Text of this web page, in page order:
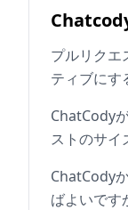
プルリクエ
ティブにす
ChatCody
ストのサイ
ChatCody
ばよいです